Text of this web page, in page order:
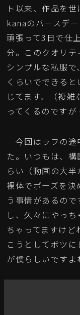
ト以来、作品を世
kanaのバースデ
頑張って3日で仕
分。このクオリテ
シンプルな私服
くらいでできる
じてます。（複
ってくるのですが
今回はラフの途
た。いつもは、
らい（動画の大
裸体でポーズを決
う事情があるの
し、久々にやっ
ちゃってますけ
こうとしてボツ
が僕らしいですよ